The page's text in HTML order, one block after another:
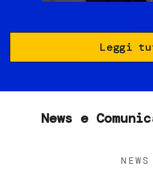
Leggi
News e
NEWS